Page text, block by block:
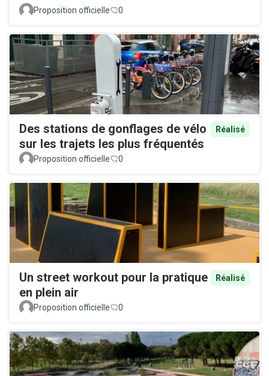
Proposition officielle 0
Des stations de gonflages de vélo
sur les trajets les plus fréquentés
Réalisé
Proposition officielle 0
Un street workout pour la pratique
en plein air
Réalisé
Proposition officielle 0